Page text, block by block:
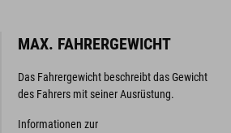
MAX. FAHRERGEWICHT
Das Fahrergewicht beschreibt das Gewicht
des Fahrers mit seiner Ausrüstung.
Informationen zur